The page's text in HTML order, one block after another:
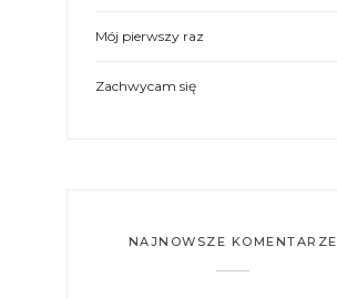
Mój pierwszy raz
Zachwycam się
NAJNOWSZE KOMENTARZE